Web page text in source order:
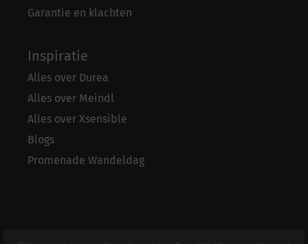
Garantie en klachten
Inspiratie
Alles over Durea
Alles over Meindl
Alles over Xsensible
Blogs
Promenade Wandeldag